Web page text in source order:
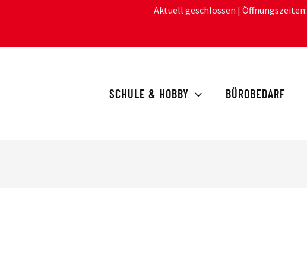
Aktuell geschlossen | Öffnungszeiten:
SCHULE & HOBBY BÜROBEDARF